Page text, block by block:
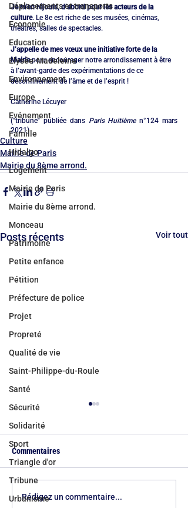
Déplacements et transports
Economie
Education
Elysée-Madeleine
Environnement
Europe
Evénement
Famille
Hidalgo
Logement
Mairie de Paris
Mairie du 8ème arrond.
Monceau
Patrimoine
Petite enfance
Pétition
Préfecture de police
Projet
Propreté
Qualité de vie
Saint-Philippe-du-Roule
Santé
Sécurité
Solidarité
Sport
Triangle d'or
Tribune
Urbanisme
Je m’en réjouis, d’abord pour les acteurs de la
culture. Le 8e est riche de ses musées, cinémas,
théâtres, salles de spectacles.
J’appelle de mes vœux une initiative forte de la
Mairie pour encourager notre arrondissement à être
à l’avant-garde des expérimentations de ce
déconfinement de l’âme et de l’esprit !
Catherine Lécuyer
("tribune" publiée dans Paris Huitième n°124 mars
2021)
Culture
Mairie de Paris
Mairie du 8ème arrond.
Posts récents Voir tout
Bicentenaire du quartier de
Commentaires
Rédigez un commentaire...